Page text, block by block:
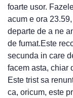
foarte usor.
acum e ora
departe de a ne
de fumat.Este
secunda in care
facem asta, chiar
Este trist sa
ca, oricum, este